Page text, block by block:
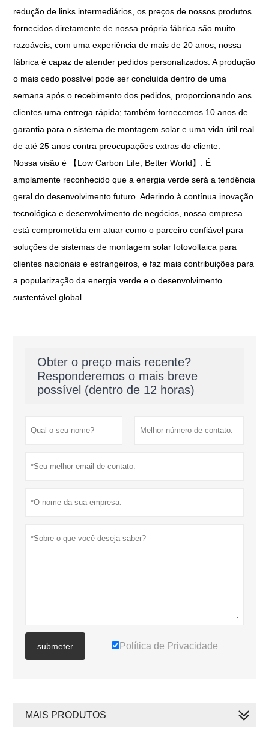
redução de links intermediários, os preços de nossos produtos
fornecidos diretamente de nossa própria fábrica são muito
razoáveis; com uma experiência de mais de 20 anos, nossa
fábrica é capaz de atender pedidos personalizados. A produção
o mais cedo possível pode ser concluída dentro de uma
semana após o recebimento dos pedidos, proporcionando aos
clientes uma entrega rápida; também fornecemos 10 anos de
garantia para o sistema de montagem solar e uma vida útil real
de até 25 anos contra preocupações extras do cliente.
Nossa visão é 【Low Carbon Life, Better World】. É
amplamente reconhecido que a energia verde será a tendência
geral do desenvolvimento futuro. Aderindo à contínua inovação
tecnológica e desenvolvimento de negócios, nossa empresa
está comprometida em atuar como o parceiro confiável para
soluções de sistemas de montagem solar fotovoltaica para
clientes nacionais e estrangeiros, e faz mais contribuições para
a popularização da energia verde e o desenvolvimento
sustentável global.
Obter o preço mais recente?
Responderemos o mais breve
possível (dentro de 12 horas)
submeter Política de Privacidade
MAIS PRODUTOS